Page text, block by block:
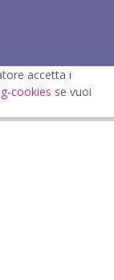
accetta i
cookies se vuoi